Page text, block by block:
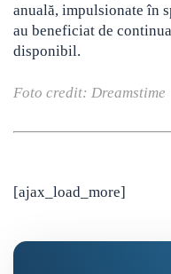
anuală, impulsionate în
au beneficiat de
disponibil.
Foto credit: Dreamstime
[ajax_load_more]